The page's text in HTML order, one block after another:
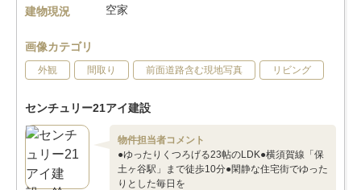
建物現況
空家
画像カテゴリ
外観 間取り 前面道路含む現地写真 リビング
センチュリー21アイ建設
物件担当者コメント
●ゆったりくつろげる23帖のLDK●横須賀線「保
土ヶ谷駅」まで徒歩10分●閑静な住宅街でゆった
りとした毎日を